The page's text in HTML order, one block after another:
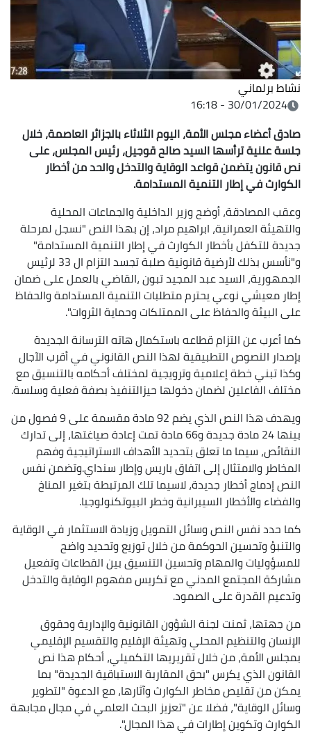
نشاط برلماني
30/01/2024 - 16:18
صادق أعضاء مجلس الأمة، اليوم الثلاثاء بالجزائر العاصمة، خلال
جلسة علنية ترأسها السيد صالح قوجيل، رئيس المجلس، على
نص قانون يتضمن قواعد الوقاية والتدخل والحد من أخطار
الكوارث في إطار التنمية المستدامة.
وعقب المصادقة، أوضح وزير الداخلية والجماعات المحلية
والتهيئة العمرانية، ابراهيم مراد، إن بهذا النص "نسجل لمرحلة
جديدة للتكفل بأخطار الكوارث في إطار التنمية المستدامة"
و"نأسس بذلك لأرضية قانونية صلبة تجسد التزام ال 33 لرئيس
الجمهورية، السيد عبد المجيد تبون ،القاضي بالعمل على ضمان
إطار معيشي نوعي يحترم متطلبات التنمية المستدامة والحفاظ
على البيئة والحفاظ على الممتلكات وحماية الثروات".
كما أعرب عن التزام قطاعه باستكمال هاته الترسانة الجديدة
بإصدار النصوص التطبيقية لهذا النص القانوني في أقرب الآجال
وكذا تبني خطة إعلامية وترويجية لمختلف أحكامه بالتنسيق مع
مختلف الفاعلين لضمان دخولها حيزالتنفيذ بصفة فعلية وسلسة.
ويهدف هذا النص الذي يضم 92 مادة مقسمة على 9 فصول من
بينها 24 مادة جديدة و66 مادة تمت إعادة صياغتها، إلى تدارك
النقائص، سيما ما تعلق بتحديد الأهداف الاستراتيجية وفهم
المخاطر والامتثال إلى اتفاق باريس وإطار سنداي.وتضمن نفس
النص إدماج أخطار جديدة، لاسيما تلك المرتبطة بتغير المناخ
والفضاء والأخطار السيبرانية وخطر البيوتكنولوجيا.
كما حدد نفس النص وسائل التمويل وزيادة الاستثمار في الوقاية
والتنبؤ وتحسين الحوكمة من خلال توزيع وتحديد واضح
للمسؤوليات والمهام وتحسين التنسيق بين القطاعات وتفعيل
مشاركة المجتمع المدني مع تكريس مفهوم الوقاية والتدخل
وتدعيم القدرة على الصمود.
من جهتها، ثمنت لجنة الشؤون القانونية والإدارية وحقوق
الإنسان والتنظيم المحلي وتهيئة الإقليم والتقسيم الإقليمي
بمجلس الأمة، من خلال تقريريها التكميلي، أحكام هذا نص
القانون الذي يكرس "بحق المقاربة الاستباقية الجديدة" بما
يمكن من تقليص مخاطر الكوارث وآثارها، مع الدعوة "لتطوير
وسائل الوقاية"، فضلا عن "تعزيز البحث العلمي في مجال مجابهة
الكوارث وتكوين إطارات في هذا المجال".